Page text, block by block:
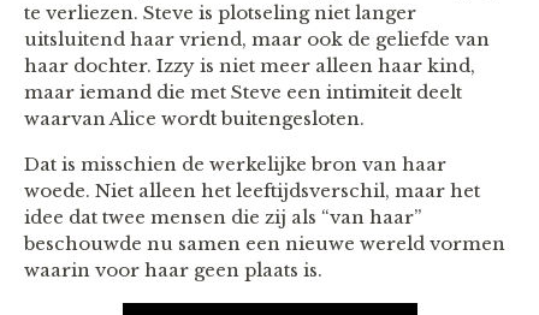
te verliezen. Steve is plotseling niet langer
uitsluitend haar vriend, maar ook de geliefde van
haar dochter. Izzy is niet meer alleen haar kind,
maar iemand die met Steve een intimiteit deelt
waarvan Alice wordt buitengesloten.
Dat is misschien de werkelijke bron van haar
woede. Niet alleen het leeftijdsverschil, maar het
idee dat twee mensen die zij als “van haar”
beschouwde nu samen een nieuwe wereld vormen
waarin voor haar geen plaats is.